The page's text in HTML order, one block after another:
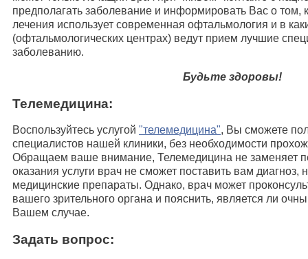
предполагать заболевание и информировать Вас о том,
лечения использует современная офтальмология и в
(офтальмологических центрах) ведут прием лучшие
заболеванию.
Будьте здоровы!
Телемедицина:
Воспользуйтесь услугой "телемедицина", Вы сможете
специалистов нашей клиники, без необходимости
Обращаем ваше внимание, Телемедицина не заменяет
оказания услуги врач не сможет поставить вам диагноз,
медицинские препараты. Однако, врач может
вашего зрительного органа и пояснить, является ли
Вашем случае.
Задать вопрос: